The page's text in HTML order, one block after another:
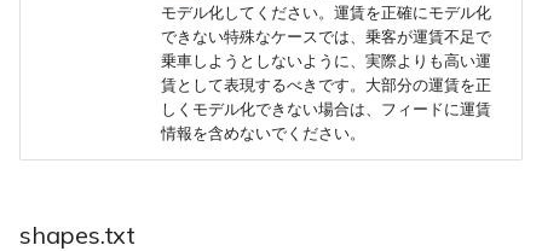
モデル化してください。運賃を正確にモデル化
できない特殊なケースでは、乗客が運賃不足で
乗車しようとしないように、実際よりも高い運
賃として表現するべきです。大部分の運賃を正
しくモデル化できない場合は、フィードに運賃
情報を含めないでください。
shapes.txt